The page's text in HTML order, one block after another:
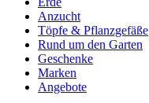
Anzucht
Töpfe & Pflanzgefäße
Rund um den Garten
Geschenke
Marken
Angebote